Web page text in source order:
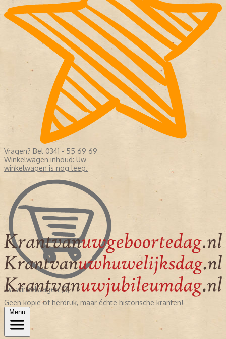
Vragen? Bel 0341 - 55 69 69
Winkelwagen inhoud: Uw
winkelwagen is nog leeg.
Uw winkelwagen (0)
Geen kopie of herdruk, maar échte historische kranten!
Menu